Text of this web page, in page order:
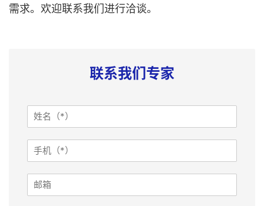
需求。欢迎联系我们进行洽谈。
联系我们专家
姓
名
手
留
言
页
箱